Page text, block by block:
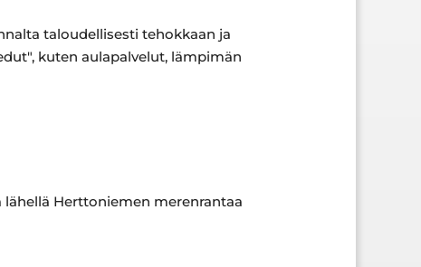
taloudellisesti tehokkaan ja
kuten aulapalvelut, lämpimän
Herttoniemen merenrantaa